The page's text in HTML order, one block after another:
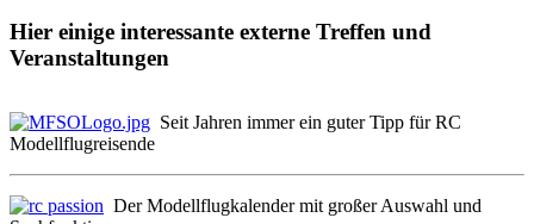
Hier einige interessante externe Treffen und
Veranstaltungen
Seit Jahren immer ein guter Tipp für RC
Modellflugreisende
Der Modellflugkalender mit großer Auswahl und